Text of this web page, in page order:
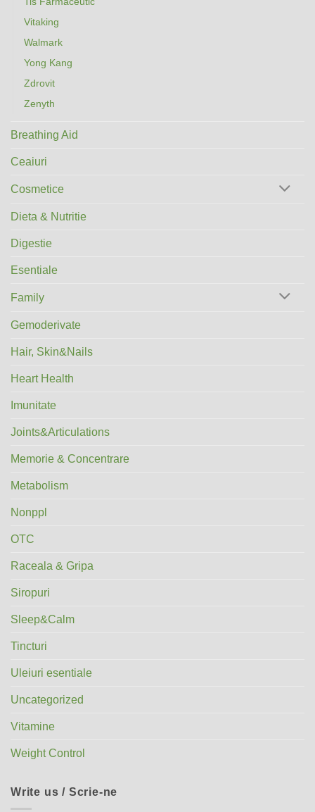
Vitaking
Walmark
Yong Kang
Zdrovit
Zenyth
Breathing Aid
Ceaiuri
Cosmetice
Dieta & Nutritie
Digestie
Esentiale
Family
Gemoderivate
Hair, Skin&Nails
Heart Health
Imunitate
Joints&Articulations
Memorie & Concentrare
Metabolism
Nonppl
OTC
Raceala & Gripa
Siropuri
Sleep&Calm
Tincturi
Uleiuri esentiale
Uncategorized
Vitamine
Weight Control
Write us / Scrie-ne